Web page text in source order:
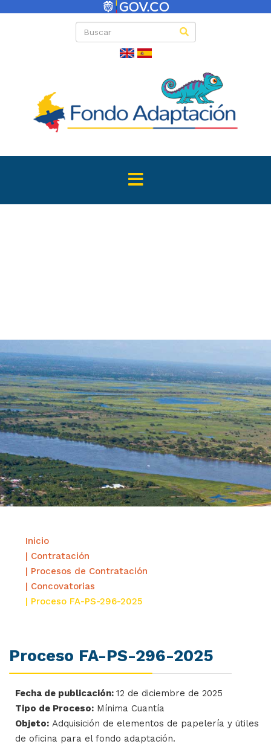
Directas
Inicio
| Contratación
| Procesos de Contratación
| Concovatorias
| Proceso FA-PS-296-2025
Proceso FA-PS-296-2025
Fecha de publicación: 12 de diciembre de 2025
Tipo de Proceso: Mínima Cuantía
Objeto: Adquisición de elementos de papelería y útiles
de oficina para el fondo adaptación.